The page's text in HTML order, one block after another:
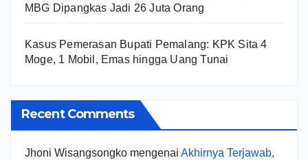
MBG Dipangkas Jadi 26 Juta Orang
Kasus Pemerasan Bupati Pemalang: KPK Sita 4
Moge, 1 Mobil, Emas hingga Uang Tunai
Recent Comments
Jhoni Wisangsongko mengenai Akhirnya Terjawab,